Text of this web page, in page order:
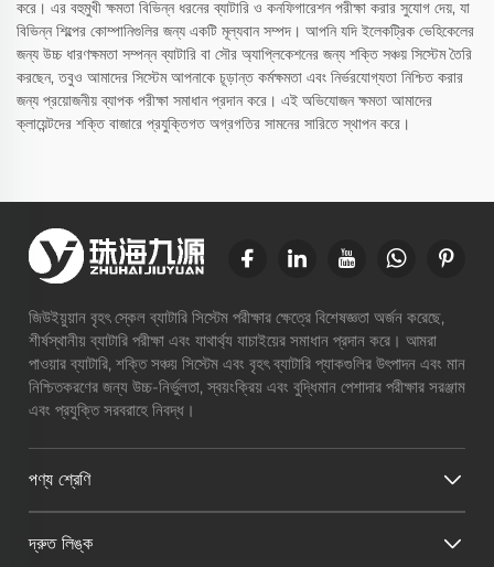
করে। এর বহুমুখী ক্ষমতা বিভিন্ন ধরনের ব্যাটারি ও কনফিগারেশন পরীক্ষা করার সুযোগ দেয়, যা
বিভিন্ন শিল্পের কোম্পানিগুলির জন্য একটি মূল্যবান সম্পদ। আপনি যদি ইলেকট্রিক ভেহিকেলের
জন্য উচ্চ ধারণক্ষমতা সম্পন্ন ব্যাটারি বা সৌর অ্যাপ্লিকেশনের জন্য শক্তি সঞ্চয় সিস্টেম তৈরি
করছেন, তবুও আমাদের সিস্টেম আপনাকে চূড়ান্ত কর্মক্ষমতা এবং নির্ভরযোগ্যতা নিশ্চিত করার
জন্য প্রয়োজনীয় ব্যাপক পরীক্ষা সমাধান প্রদান করে। এই অভিযোজন ক্ষমতা আমাদের
ক্লায়েন্টদের শক্তি বাজারে প্রযুক্তিগত অগ্রগতির সামনের সারিতে স্থাপন করে।
জিউইয়ুয়ান বৃহৎ স্কেল ব্যাটারি সিস্টেম পরীক্ষার ক্ষেত্রে বিশেষজ্ঞতা অর্জন করেছে,
শীর্ষস্থানীয় ব্যাটারি পরীক্ষা এবং যাথার্থ্য যাচাইয়ের সমাধান প্রদান করে। আমরা
পাওয়ার ব্যাটারি, শক্তি সঞ্চয় সিস্টেম এবং বৃহৎ ব্যাটারি প্যাকগুলির উৎপাদন এবং মান
নিশ্চিতকরণের জন্য উচ্চ-নির্ভুলতা, স্বয়ংক্রিয় এবং বুদ্ধিমান পেশাদার পরীক্ষার সরঞ্জাম
এবং প্রযুক্তি সরবরাহে নিবদ্ধ।
পণ্য শ্রেণি
দ্রুত লিঙ্ক